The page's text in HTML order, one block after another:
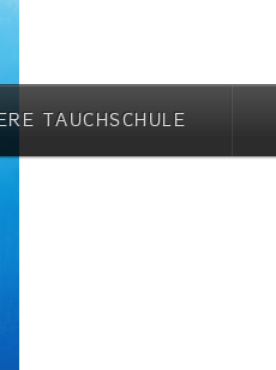
TAUCHSCHULE